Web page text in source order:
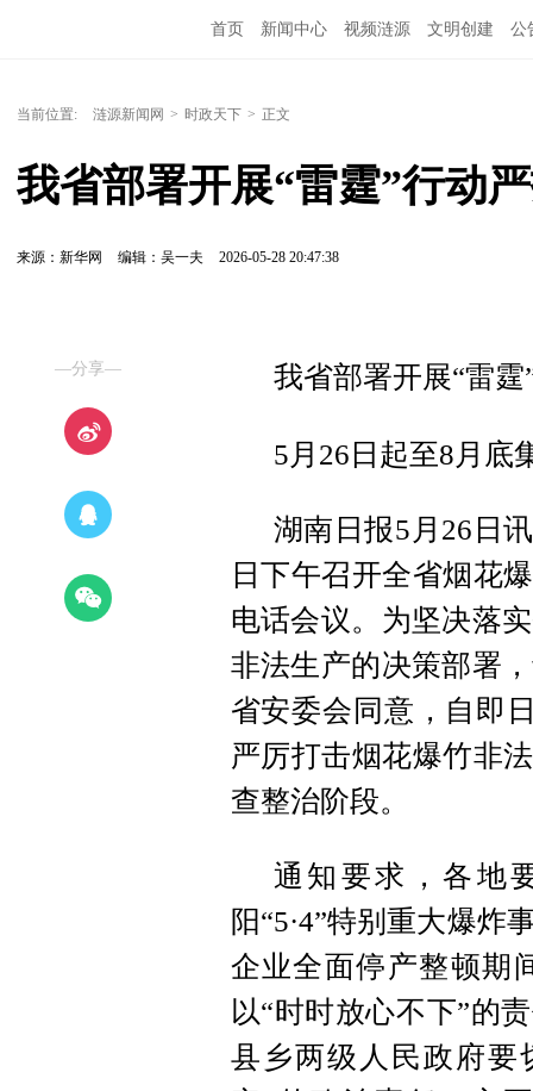
首页 新闻中心 视频涟源 文明创建 公
当前位置: 涟源新闻网 > 时政天下 > 正文
我省部署开展“雷霆”行动
来源：新华网 编辑：吴一夫 2026-05-28 20:47:38
—分享— 我省部署开展“雷
5月26日起至8月底
湖南日报5月26日
日下午召开全省烟花
电话会议。为坚决落
非法生产的决策部署
省安委会同意，自即
严厉打击烟花爆竹非
查整治阶段。
通知要求，各地
阳“5·4”特别重大爆炸
企业全面停产整顿期
以“时时放心不下”的
县乡两级人民政府要